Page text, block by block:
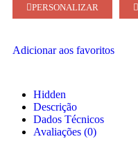
PERSONALIZAR
Adicionar aos favoritos
Hidden
Descrição
Dados Técnicos
Avaliações (0)